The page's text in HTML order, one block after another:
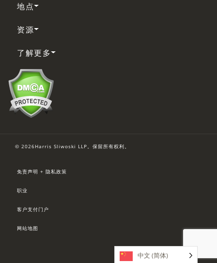
地点
资源
了解更多
© 2026Harris Sliwoski LLP。保留所有权利。
免责声明 + 隐私政策
职业
客户支付门户
网站地图
中文 (简体)